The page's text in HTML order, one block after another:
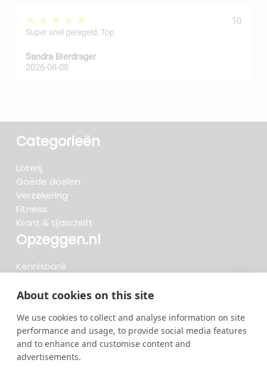
About cookies on this site
We use cookies to collect and analyse information on site
performance and usage, to provide social media features
and to enhance and customise content and
advertisements.
★★★★★ 10
Super snel geregeld, Top
Sandra Bierdrager
2026-08-08
Categorieën
Loterij
Goede doelen
Verzekering
Fitness
Krant & tijdschrift
Opzeggen.nl
Kennisbank
Beoordelingen
Meteen opzeggen